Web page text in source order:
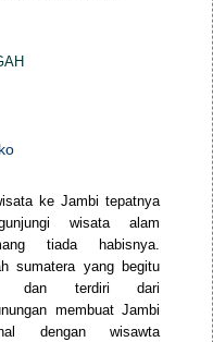
ke Jambi tepatnya
wisata alam
tiada habisnya.
sumatera yang begitu
dan terdiri dari
membuat Jambi
dengan wisawta